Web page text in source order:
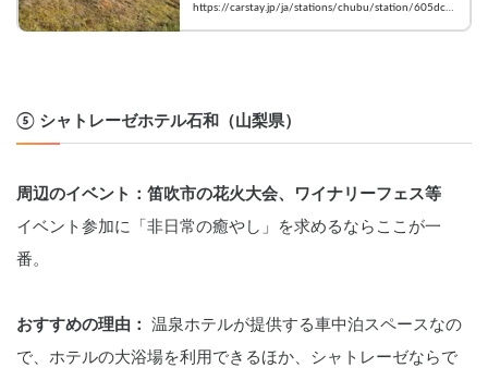
ンプ場・車中泊スポットが探せるスペー
スシェアはCarstay
https://carstay.jp/ja/stations/chubu/station/605dcb
37539be78c00b752d4/
⑤ シャトレーゼホテル石和（山梨県）
周辺のイベント：笛吹市の花火大会、ワイナリーフェス等
イベント参加に「非日常の癒やし」を求めるならここが一
番。
おすすめの理由：
温泉ホテルが提供する車中泊スペースなの
で、ホテルの大浴場を利用できるほか、シャトレーゼならで